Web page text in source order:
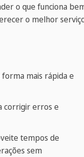
|
o que funciona
o melhor
mais rápida e
corrigir erros e
tempos de
sem